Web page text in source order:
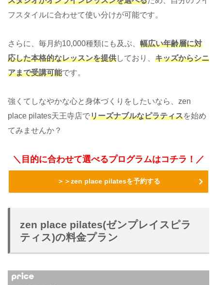
フスタイルに合わせて使い分けが可能です。
さらに、毎月約10,000種類にも及ぶ、 幅広い年齢層に対
応した本格的なレッスンを提供しており、 キッズからシニ
アまで受講可能です。
強くてしなやかな心と身体づくりをしたいなら、zen
place pilates天王寺店でリーズナブルなピラティスを始め
てみませんか？
＼目的に合わせて選べるプログラムはコチラ！／
＞＞zen place pilatesを予約する
zen place pilates(ゼンプレイスピラ
ティス)の料金プラン